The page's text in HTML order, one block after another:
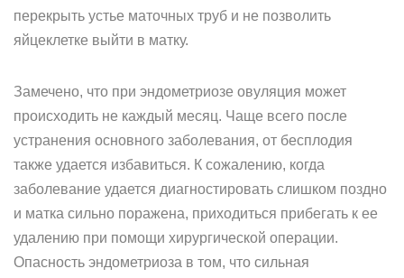
перекрыть устье маточных труб и не позволить
яйцеклетке выйти в матку.
Замечено, что при эндометриозе овуляция может
происходить не каждый месяц. Чаще всего после
устранения основного заболевания, от бесплодия
также удается избавиться. К сожалению, когда
заболевание удается диагностировать слишком поздно
и матка сильно поражена, приходиться прибегать к ее
удалению при помощи хирургической операции.
Опасность эндометриоза в том, что сильная